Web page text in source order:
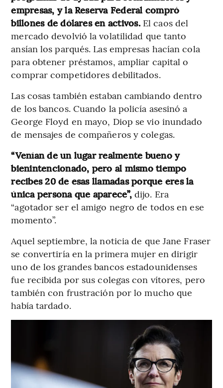
empresas, y la Reserva Federal compró
billones de dólares en activos. El caos del
mercado devolvió la volatilidad que tanto
ansían los parqués. Las empresas hacían cola
para obtener préstamos, ampliar capital o
comprar competidores debilitados.
Las cosas también estaban cambiando dentro
de los bancos. Cuando la policía asesinó a
George Floyd en mayo, Diop se vio inundado
de mensajes de compañeros y colegas.
“Venían de un lugar realmente bueno y
bienintencionado, pero al mismo tiempo
recibes 20 de esas llamadas porque eres la
única persona que aparece”,dijo. Era
“agotador ser el amigo negro de todos en ese
momento”.
Aquel septiembre, la noticia de que Jane Fraser
se convertiría en la primera mujer en dirigir
uno de los grandes bancos estadounidenses
fue recibida por sus colegas con vítores, pero
también con frustración por lo mucho que
había tardado.